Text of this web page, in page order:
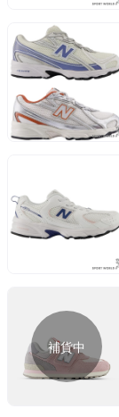
補貨中